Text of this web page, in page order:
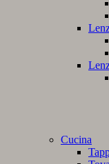
Cucina